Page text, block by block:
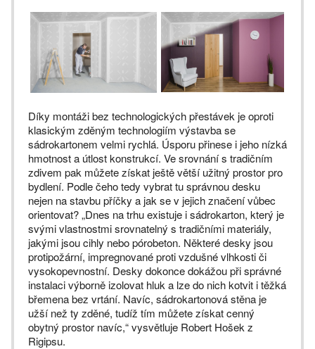
Díky montáži bez technologických přestávek je oproti
klasickým zděným technologiím výstavba se
sádrokartonem velmi rychlá. Úsporu přinese i jeho nízká
hmotnost a útlost konstrukcí. Ve srovnání s tradičním
zdivem pak můžete získat ještě větší užitný prostor pro
bydlení. Podle čeho tedy vybrat tu správnou desku
nejen na stavbu příčky a jak se v jejich značení vůbec
orientovat? „Dnes na trhu existuje i sádrokarton, který je
svými vlastnostmi srovnatelný s tradičními materiály,
jakými jsou cihly nebo pórobeton. Některé desky jsou
protipožární, impregnované proti vzdušné vlhkosti či
vysokopevnostní. Desky dokonce dokážou při správné
instalaci výborně izolovat hluk a lze do nich kotvit i těžká
břemena bez vrtání. Navíc, sádrokartonová stěna je
užší než ty zděné, tudíž tím můžete získat cenný
obytný prostor navíc,“ vysvětluje Robert Hošek z
Rigipsu.